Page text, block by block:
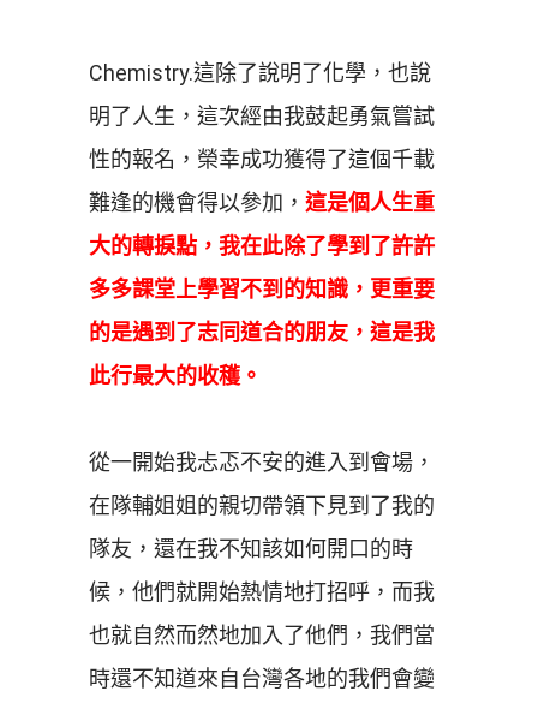
Chemistry.這除了說明了化學，也說
明了人生，這次經由我鼓起勇氣嘗試
性的報名，榮幸成功獲得了這個千載
難逢的機會得以參加， 這是個人生重
大的轉捩點，我在此除了學到了許許
多多課堂上學習不到的知識，更重要
的是遇到了志同道合的朋友，這是我
此行最大的收穫。
從一開始我忐忑不安的進入到會場，
在隊輔姐姐的親切帶領下見到了我的
隊友，還在我不知該如何開口的時
候，他們就開始熱情地打招呼，而我
也就自然而然地加入了他們，我們當
時還不知道來自台灣各地的我們會變